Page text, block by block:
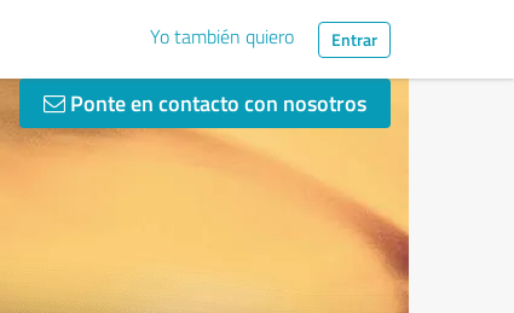
Yo también quiero Entrar
Ponte en contacto con nosotros